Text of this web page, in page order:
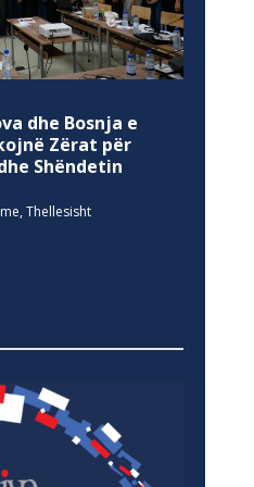
dhe Bosnja e
Zërat për
Shëndetin
, Thellesisht